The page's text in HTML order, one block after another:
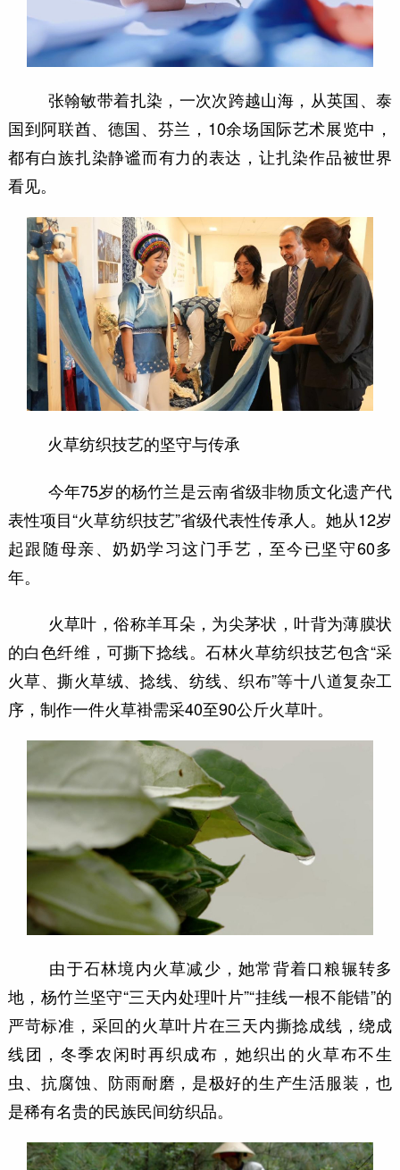
张翰敏带着扎染，一次次跨越山海，从英国、泰
国到阿联酋、德国、芬兰，10余场国际艺术展览中，
都有白族扎染静谧而有力的表达，让扎染作品被世界
看见。
火草纺织技艺的坚守与传承
今年75岁的杨竹兰是云南省级非物质文化遗产代
表性项目“火草纺织技艺”省级代表性传承人。她从12岁
起跟随母亲、奶奶学习这门手艺，至今已坚守60多
年。
火草叶，俗称羊耳朵，为尖茅状，叶背为薄膜状
的白色纤维，可撕下捻线。石林火草纺织技艺包含“采
火草、撕火草绒、捻线、纺线、织布”等十八道复杂工
序，制作一件火草褂需采40至90公斤火草叶。
由于石林境内火草减少，她常背着口粮辗转多
地，杨竹兰坚守“三天内处理叶片”“挂线一根不能错”的
严苛标准，采回的火草叶片在三天内撕捻成线，绕成
线团，冬季农闲时再织成布，她织出的火草布不生
虫、抗腐蚀、防雨耐磨，是极好的生产生活服装，也
是稀有名贵的民族民间纺织品。